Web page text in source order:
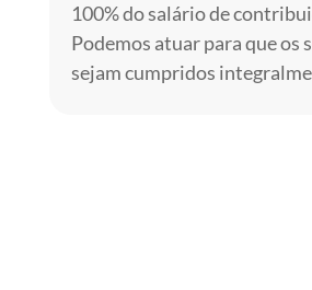
100% do salário de
Podemos atuar para que os
sejam cumpridos